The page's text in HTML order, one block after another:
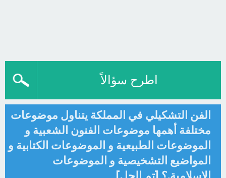
اطرح سؤالاً
الفن التشكيلي في المملكة يتناول موضوعات
مختلفة أهمها موضوعات الفنون الشعبية و
الموضوعات الطبيعية و الموضوعات الكتابية و
المواضيع التشخيصية و الموضوعات